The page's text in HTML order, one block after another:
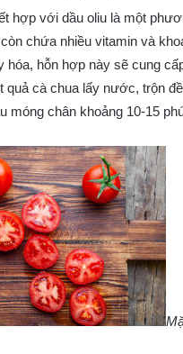
hợp với dầu oliu là một
chứa nhiều vitamin và
hóa, hỗn hợp này sẽ cung
quả cà chua lấy nước, trộn
móng chân khoảng 10-15